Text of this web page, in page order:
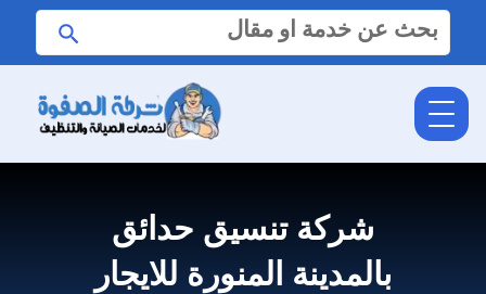
البحث
عن:
شركة تنسيق حدائق
بالمدينة المنورة للايجار